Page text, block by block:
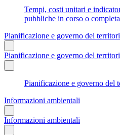
Tempi, costi unitari e
pubbliche in corso o
Pianificazione e governo del
Pianificazione e governo del
Pianificazione e governo del
Informazioni ambientali
Informazioni ambientali